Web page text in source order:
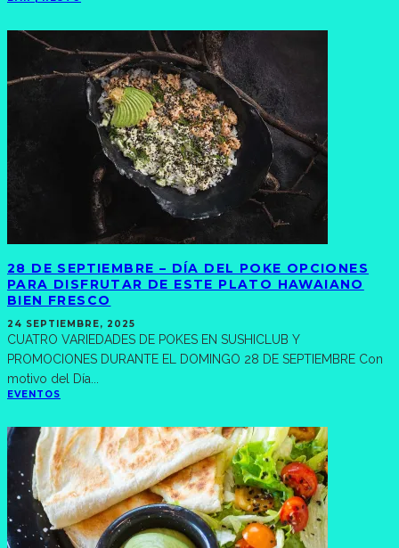
28 DE SEPTIEMBRE – DÍA DEL POKE OPCIONES
PARA DISFRUTAR DE ESTE PLATO HAWAIANO
BIEN FRESCO
24 SEPTIEMBRE, 2025
CUATRO VARIEDADES DE POKES EN SUSHICLUB Y
PROMOCIONES DURANTE EL DOMINGO 28 DE SEPTIEMBRE Con
motivo del Día...
EVENTOS